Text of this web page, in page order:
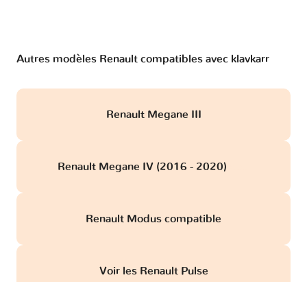
Autres modèles Renault compatibles avec klavkarr
Renault Megane III
Renault Megane IV (2016 - 2020)
Renault Modus compatible
Voir les Renault Pulse